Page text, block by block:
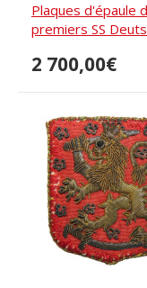
Plaques d'épaule
premiers SS
2 700,00€